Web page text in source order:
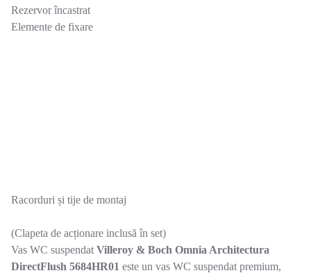
Rezervor încastrat
Elemente de fixare
Racorduri și tije de montaj
(Clapeta de acționare inclusă în set)
Vas WC suspendat Villeroy & Boch Omnia Architectura
DirectFlush 5684HR01 este un vas WC suspendat premium,